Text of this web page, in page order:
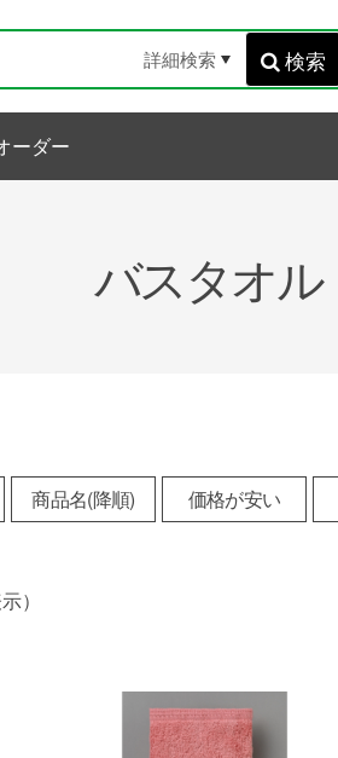
検索
詳細検索
ーダー
バスタオル
商品名(降順) 価格が安い
）